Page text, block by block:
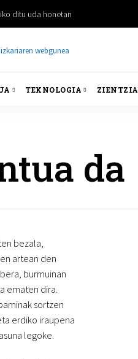
ditu uda honetan
TEKNOLOGIA ZIENTZIA
da
bezala,
artean den
burmuinan
ematen dira.
sortzen
erdiko iraupena
legoke.